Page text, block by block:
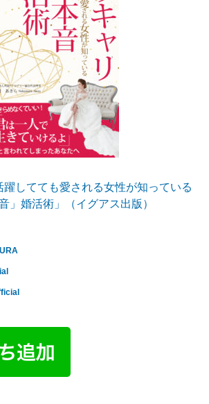
躍してても愛される女性が知っている
」婚活術」（イグアス出版）